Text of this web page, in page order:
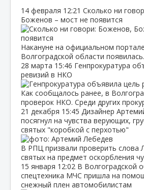
14 февраля 12:21 Сколько ни
Боженов – мост не появится
Накануне на официальном
Волгоградской области
28 марта 15:46 Генпрокуратура
ревизий в НКО
Как сообщалось ранее, в
проверок НКО. Среди других
21 декабря 15:45 Дизайнер
посягнул на чувства верующих,
святых "коробкой с перхотью"
В РПЦ призвали проверить слова
святых на предмет оскорбления
15 января 12:02 В Волгоградской
спецтехника МЧС пришла на
снежный плен автомобилистам